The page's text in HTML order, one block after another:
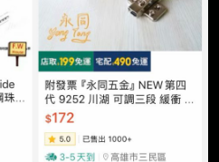
，連結不能點擊者板規 1-
3hn3enjh 發布時
天新聞 2026/08/07 記者署
盤重挫仍逆勢強攻 AI 伺服